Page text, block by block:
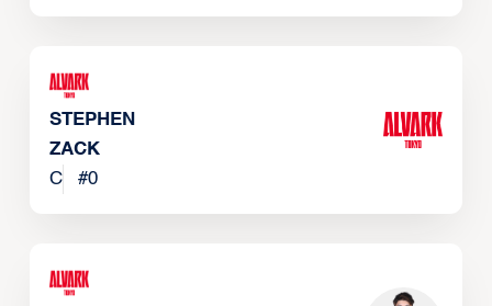
STEPHEN
ZACK
C
#0